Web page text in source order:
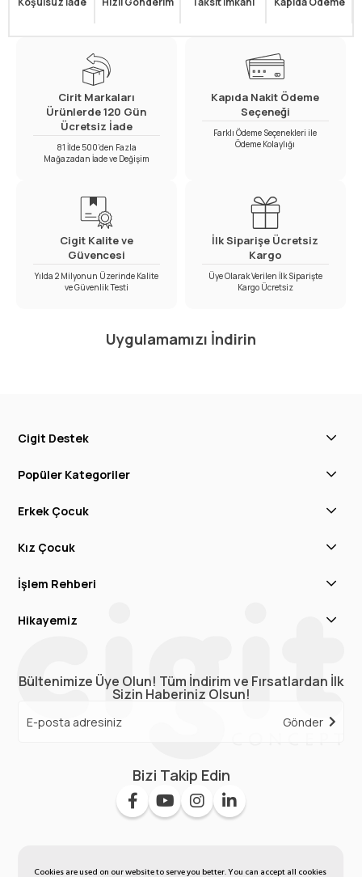
Cookies are used on our website to serve you better. You can accept all cookies
Cirit Markaları
Ürünlerde 120 Gün
Ücretsiz İade
81 İlde 500’den Fazla
Mağazadan İade ve Değişim
Kapıda Nakit Ödeme
Seçeneği
Farklı Ödeme Seçenekleri ile
Ödeme Kolaylığı
Cigit Kalite ve
Güvencesi
Yılda 2 Milyonun Üzerinde Kalite
ve Güvenlik Testi
İlk Siparişe Ücretsiz
Kargo
Üye Olarak Verilen İlk Siparişte
Kargo Ücretsiz
Uygulamamızı İndirin
Cigit Destek
Popüler Kategoriler
Erkek Çocuk
Kız Çocuk
İşlem Rehberi
Hikayemiz
Bültenimize Üye Olun! Tüm İndirim ve Fırsatlardan İlk
Sizin Haberiniz Olsun!
Gönder
Bizi Takip Edin